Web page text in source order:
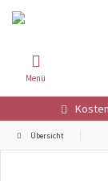
Menü
Übersicht